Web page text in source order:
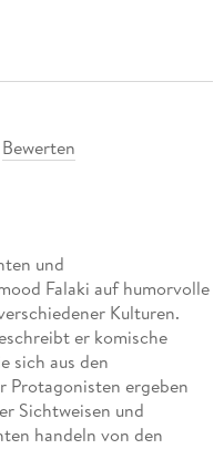
Bewerten
und
Falaki auf humorvolle
Kulturen.
er komische
sich aus den
Protagonisten ergeben
Sichtweisen und
handeln von den